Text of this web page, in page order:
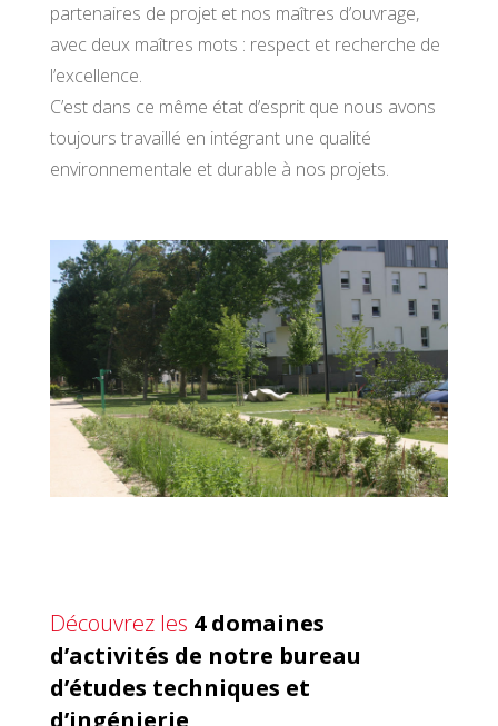
partenaires de projet et nos maîtres d’ouvrage,
avec deux maîtres mots : respect et recherche de
l’excellence.
C’est dans ce même état d’esprit que nous avons
toujours travaillé en intégrant une qualité
environnementale et durable à nos projets.
Découvrez les 4 domaines
d’activités de notre bureau
d’études techniques et